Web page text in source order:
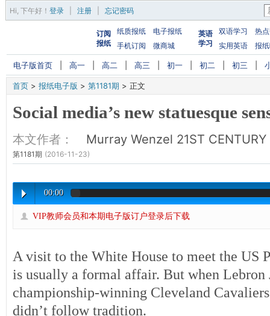
Hi, 下午好 ！ 登录 注册 忘记密码
订阅
报纸
纸质报纸
电子报纸
手机订阅
微商城
英语
学习
双语学习
热
实用英语
报
电子版首页 高一 高二 高三 初一 初二 初三
首页 > 报纸电子版 > 第1181期 > 正文
Social media’s new statuesque
本文作者： Murray Wenzel 21ST CENTURY
第1181期 (2016-11-23)
00:00
VIP教师会员和本期电子版订户登录后下载
A visit to the White House to meet the US
is usually a formal affair. But when Lebron
championship-winning Cleveland
didn’t follow tradition.